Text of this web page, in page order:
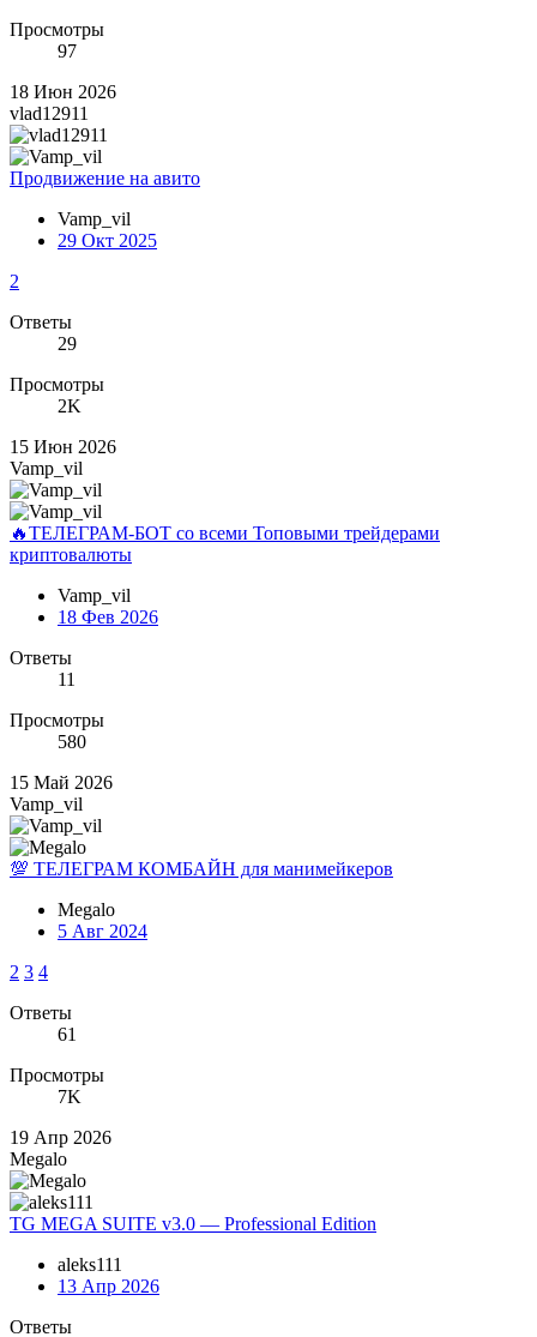
Просмотры
97
18 Июн 2026
vlad12911
Продвижение на авито
Vamp_vil
29 Окт 2025
2
Ответы
29
Просмотры
2K
15 Июн 2026
Vamp_vil
🔥ТЕЛЕГРАМ-БОТ со всеми Топовыми трейдерами
криптовалюты
Vamp_vil
18 Фев 2026
Ответы
11
Просмотры
580
15 Май 2026
Vamp_vil
💯 ТЕЛЕГРАМ КОМБАЙН для манимейкеров
Megalo
5 Авг 2024
2 3 4
Ответы
61
Просмотры
7K
19 Апр 2026
Megalo
TG MEGA SUITE v3.0 — Professional Edition
aleks111
13 Апр 2026
Ответы